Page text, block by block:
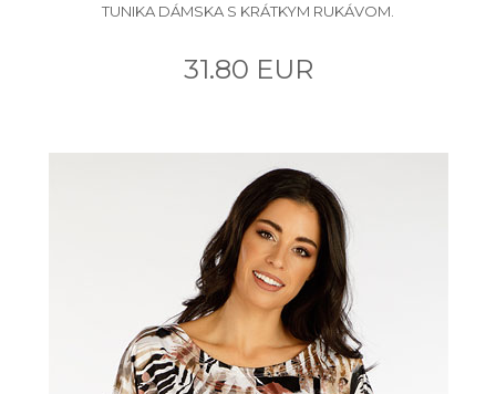
TUNIKA DÁMSKA S KRÁTKYM RUKÁVOM.
31.80 EUR